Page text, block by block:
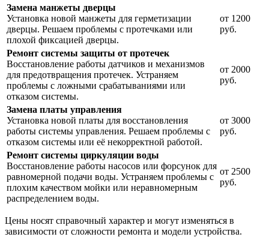
Замена манжеты дверцы
Установка новой манжеты для герметизации
дверцы. Решаем проблемы с протечками или
плохой фиксацией дверцы.
от 1200
руб.
Ремонт системы защиты от протечек
Восстановление работы датчиков и механизмов
для предотвращения протечек. Устраняем
проблемы с ложными срабатываниями или
отказом системы.
от 2000
руб.
Замена платы управления
Установка новой платы для восстановления
работы системы управления. Решаем проблемы с
отказом системы или её некорректной работой.
от 3000
руб.
Ремонт системы циркуляции воды
Восстановление работы насосов или форсунок для
равномерной подачи воды. Устраняем проблемы с
плохим качеством мойки или неравномерным
распределением воды.
от 2500
руб.
Цены носят справочный характер и могут изменяться в
зависимости от сложности ремонта и модели устройства.